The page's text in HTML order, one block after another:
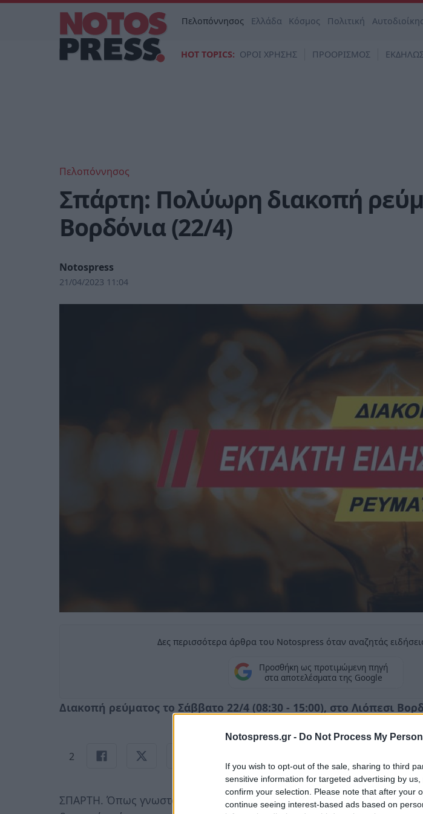
Notospress.gr - Do Not Process My
If you wish to opt-out of the sale, sharing to third
sensitive information for targeted advertising by
confirm your selection. Please note that after your
continue seeing interest-based ads based on
Πελοπόννησος Ελλάδα Κόσμος Πολιτική
HOT TOPICS: ΟΡΟΙ ΧΡΗΣΗΣ ΠΡΟΟΡΙΣΜΟΣ
Πελοπόννησος
Σπάρτη: Πολύωρη διακοπή
Βορδόνια (22/4)
Notospress
21/04/2023 11:04
Δες περισσότερα άρθρα του Notospress όταν αναζητάς
Προσθήκη ως προτιμώμενη πηγή
στα αποτελέσματα της Google
Διακοπή ρεύματος το Σάββατο 22/4 (08:30 - 15:00), στο Λιόπεσι
2
ΣΠΑΡΤΗ. Όπως γνωστοποίησε ο ΔΕΔΔΗΕ, το Σάββατο 22/4 θα